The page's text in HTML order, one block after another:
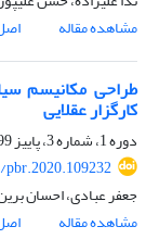
مشاهده مقاله
طراحی مکانیسم
کارگزار عقلایی
دوره 1، شماره 3، پاییز 1399، صفحه
جعفر عبادی، احسان
مشاهده مقاله